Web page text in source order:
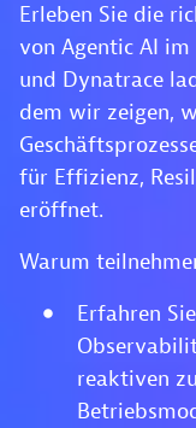
Erleben Sie die
von Agentic AI
und Dynatrace
dem wir zeigen,
für Effizienz,
eröffnet.
Warum
Erfahren
reaktiven